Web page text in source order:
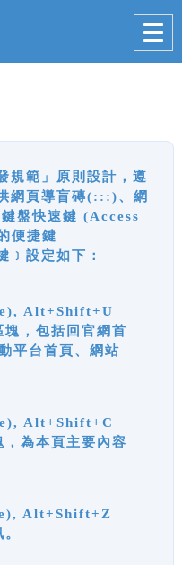
規範」原則設計，遵
網頁導盲磚(:::)、網
盤快速鍵 (Access
便捷鍵
﹞設定如下：
Alt+Shift+U
，包括回官網首
平台首頁、網站
Alt+Shift+C
為本頁主要內容
Alt+Shift+Z